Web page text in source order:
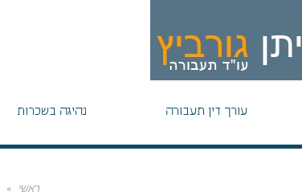
עורך דין תעבורה נהיגה בשכרות
ראשי »